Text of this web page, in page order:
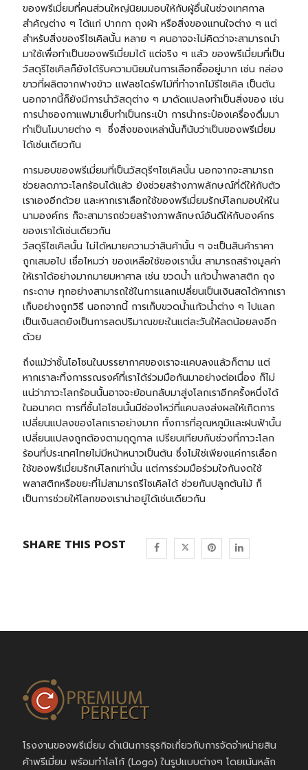
ของพรีเมี่ยมที่คนส่วนใหญ่นิยมมอบให้กับผู้อื่นในช่วงเทศกาล
สำคัญต่าง ๆ ได้แก่ ปากกา ถุงผ้าหรือสิ่งของแทนใจต่าง ๆ แต่
สำหรับสิ่งของรีไซเคิลนั้น หลาย ๆ คนอาจจะไม่คิดว่าจะสามารถนำ
มาใช้เพื่อทำเป็นของพรีเมี่ยมได้ แต่จริง ๆ แล้ว ของพรีเมี่ยมที่เป็น
วัสดุรีไซเคิลก็ยังได้รับความนิยมในการเลือกซื้ออยู่มาก เช่น กล่อง
ขาวที่ผลิตจากฟางข้าว แฟลชไดร์ฟไม้ที่ทำจากไม้รีไซเคิล เป็นต้น
นอกจากนี้ก็ยังมีการนำวัสดุต่าง ๆ มาดัดแปลงทำเป็นสิ่งของ เช่น
การนำซองกาแฟมาเย็บทำเป็นกระเป๋า การนำกระป๋องเครื่องดื่มมา
ทำเป็นโมบายต่าง ๆ ซึ่งสิ่งของเหล่านั้นก็นับว่าเป็นของพรีเมี่ยม
ได้เช่นเดียวกัน
การมอบของพรีเมี่ยมที่เป็นวัสดุรีๆไซเคิลนั้น นอกจากจะสามารถ
ช่วยลดภาวะโลกร้อนได้แล้ว ยังช่วยสร้างภาพลักษณ์ที่ดีให้กับตัว
เราเองอีกด้วย และหากเราเลือกใช้ของพรีเมี่ยมรักษ์โลกมอบให้ใน
นามองค์กร ก็จะสามารถช่วยสร้างภาพลักษณ์อันดีให้กับองค์กร
ของเราได้เช่นเดียวกัน
วัสดุรีไซเคิลนั้น ไม่ได้หมายความว่าสินค้านั้น ๆ จะเป็นสินค้าราคา
ถูกเสมอไป เชื่อไหมว่า ของเหลือใช้ของเรานั้น สามารถสร้างมูลค่า
ให้เราได้อย่างมากมายมหาศาล เช่น ขวดน้ำ แก้วน้ำพลาสติก ถุง
กระดาษ ทุกอย่างสามารถใช้ในการแลกเปลี่ยนเป็นเงินสดได้หากเรา
เก็บอย่างถูกวิธี นอกจากนี้ การเก็บขวดน้ำแก้วน้ำต่าง ๆ ไปแลก
เป็นเงินสดยังเป็นการลดปริมาณขยะในแต่ละวันให้ลดน้อยลงอีก
ด้วย
ถึงแม้ว่าชั้นโอโซนในบรรยากาศของเราจะแคบลงแล้วก็ตาม แต่
หากเราละทิ้งการรณรงค์ที่เราได้ร่วมมือกันมาอย่างต่อเนื่อง ก็ไม่
แน่ว่าภาวะโลกร้อนนั้นอาจจะย้อนกลับมาสู่งโลกเราอีกครั้งหนึ่งได้
ในอนาคต การที่ชั้นโอโซนนั้นมีช่องโหว่ที่แคบลงส่งผลให้เกิดการ
เปลี่ยนแปลงของโลกเราอย่างมาก ทั้งการที่อุณหภูมิและฝนฟ้านั้น
เปลี่ยนแปลงถูกต้องตามฤดูกาล เปรียบเทียบกับช่วงที่ภาวะโลก
ร้อนที่ประเทศไทยไม่มีหน้าหนาวเป็นต้น ซึ่งไม่ใช่เพียงแค่การเลือก
ใช้ของพรีเมี่ยมรักษ์โลกเท่านั้น แต่การร่วมมือร่วมใจกันงดใช้
พลาสติกหรือขยะที่ไม่สามารถรีไซเคิลได้ ช่วยกันปลูกต้นไม้ ก็
เป็นการช่วยให้โลกของเราน่าอยู่ได้เช่นเดียวกัน
SHARE THIS POST
โรงงานของพรีเมี่ยม ดำเนินการธุรกิจเกี่ยวกับการจัดจำหน่ายสิน
ค้าพรีเมี่ยม พร้อมทำโลโก้ (Logo) ในรูปแบบต่างๆ โดยเน้นหลัก